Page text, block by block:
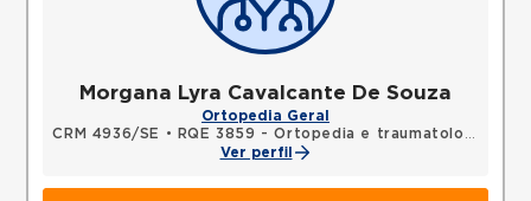
Morgana Lyra Cavalcante De Souza
Ortopedia Geral
CRM 4936/SE
•
RQE 3859 - Ortopedia e traumatologia
Ver perfil